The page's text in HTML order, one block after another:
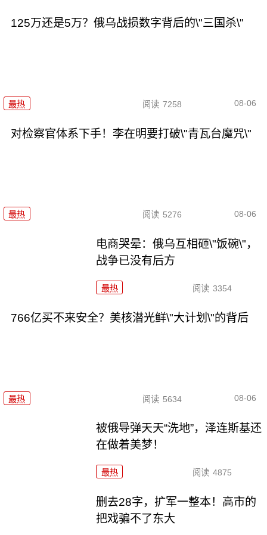
125万还是5万？俄乌战损数字背后的\"三国杀\"
最热 阅读 7258 08-06
对检察官体系下手！李在明要打破\"青瓦台魔咒\"
最热 阅读 5276 08-06
电商哭晕：俄乌互相砸\"饭碗\"，
战争已没有后方
最热 阅读 3354
766亿买不来安全？美核潜光鲜\"大计划\"的背后
最热 阅读 5634 08-06
被俄导弹天天“洗地”，泽连斯基还
在做着美梦！
最热 阅读 4875
删去28字，扩军一整本！高市的
把戏骗不了东大